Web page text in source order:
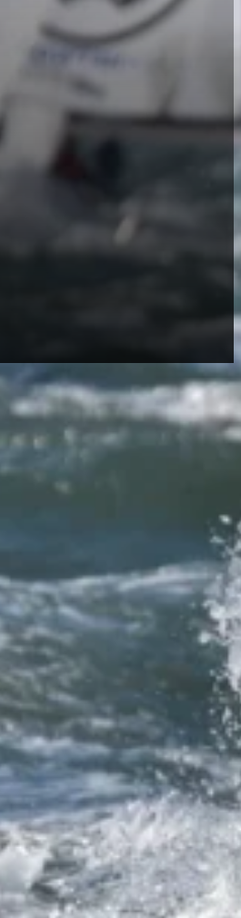
EN
van eenheidsklasse zeilen! De J/70 is de
ontwerp en onbetwiste prestaties. Het is
wereld, en dat is niet zonder reden. Alles wordt